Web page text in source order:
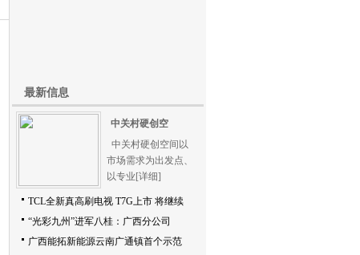
最新信息
中关村硬创空
中关村硬创空间以
市场需求为出发点、
以专业 [详细]
TCL全新真高刷电视 T7G上市 将继续
“光彩九州”进军八桂：广西分公司
广西能拓新能源云南广通镇首个示范